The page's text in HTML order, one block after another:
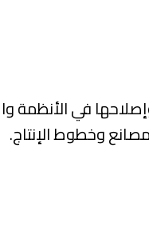
في الأنظمة
وخطوط الإنتاج.